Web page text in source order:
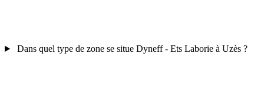
Dans quel type de zone se situe Dyneff - Ets Laborie à Uzès ?